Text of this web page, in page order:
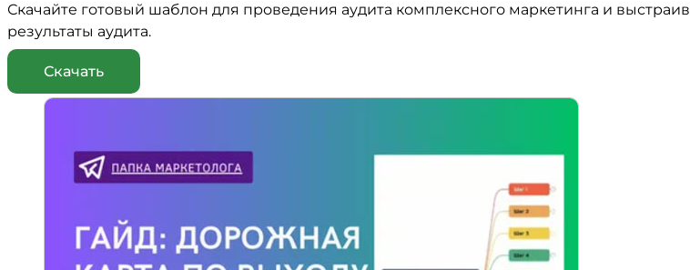
Скачайте готовый шаблон для проведения аудита комплексного маркетинга и
результаты аудита.
Скачать